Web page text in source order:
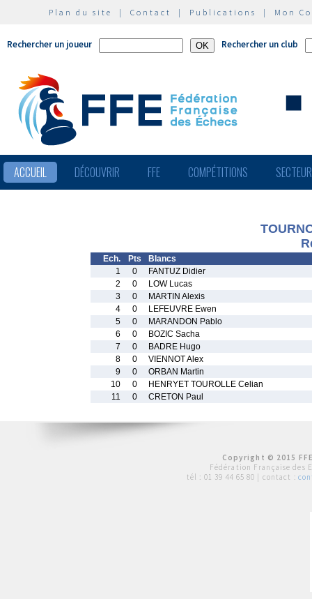
Plan du site | Contact | Publications | Mon
Rechercher un joueur Rechercher un club
ACCUEIL DÉCOUVRIR FFE COMPÉTITIONS
Ech. Pts
Blancs
1
0
FANTUZ Didier
2
0
LOW Lucas
3
0
MARTIN Alexis
4
0
LEFEUVRE Ewen
5
0
MARANDON Pablo
6
0
BOZIC Sacha
7
0
BADRE Hugo
8
0
VIENNOT Alex
9
0
ORBAN Martin
10
0
HENRYET TOUROLLE Celian
11
0 CRETON Paul
Copyright © 2015
Fédération Française des
tél : 01 39 44 65 80 | contact :